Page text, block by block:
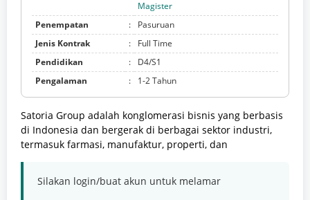
Magister
Penempatan
:
Pasuruan
Jenis Kontrak
:
Full Time
Pendidikan
:
D4/S1
Pengalaman
: 1-2 Tahun
Satoria Group adalah konglomerasi bisnis yang berbasis
di Indonesia dan bergerak di berbagai sektor industri,
termasuk farmasi, manufaktur, properti, dan
Silakan login/buat akun untuk melamar